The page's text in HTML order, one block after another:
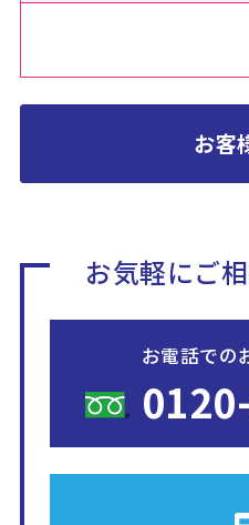
お客
お気軽にご
お電話での